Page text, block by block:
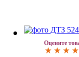
Оцените